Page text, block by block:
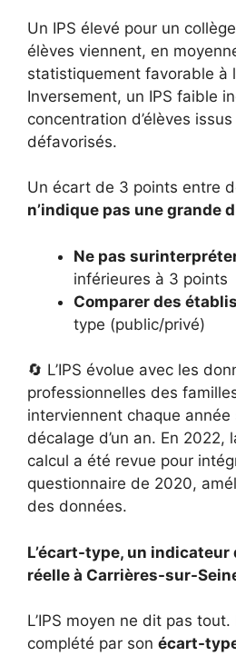
Un IPS élevé pour un
élèves viennent, en
statistiquement favorable à
Inversement, un IPS faible
concentration d’élèves
défavorisés.
Un écart de 3 points entre
n’indique pas une grande
Ne pas
inférieures à 3 points
Comparer des
type (public/privé)
🔄 L’IPS évolue avec les
professionnelles des
interviennent chaque année
décalage d’un an. En 2022,
calcul a été revue pour
questionnaire de 2020,
des données.
L’écart-type, un
réelle à Carrières-sur-
L’IPS moyen ne dit pas
complété par son écart-